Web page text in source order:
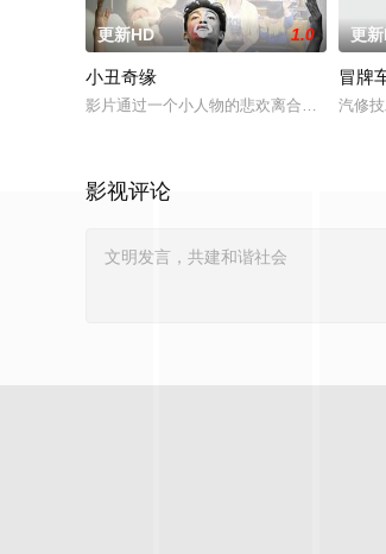
更新HD 1.0
小丑奇缘
影片通过一个小人物的悲欢离合，宣扬了树
更
冒牌
汽修
影视评论